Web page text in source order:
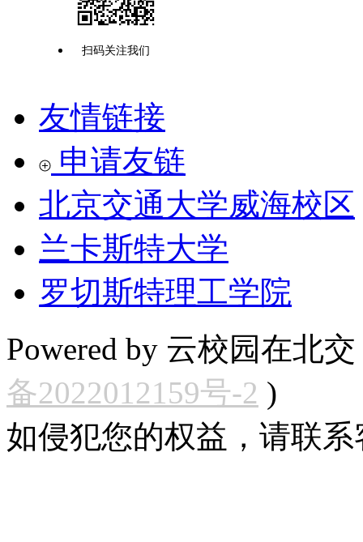
扫码关注我们
友情链接
申请友链
北京交通大学威海校区
兰卡斯特大学
罗切斯特理工学院
Powered by 云校园在北
备2022012159号-2 )
如侵犯您的权益，请联